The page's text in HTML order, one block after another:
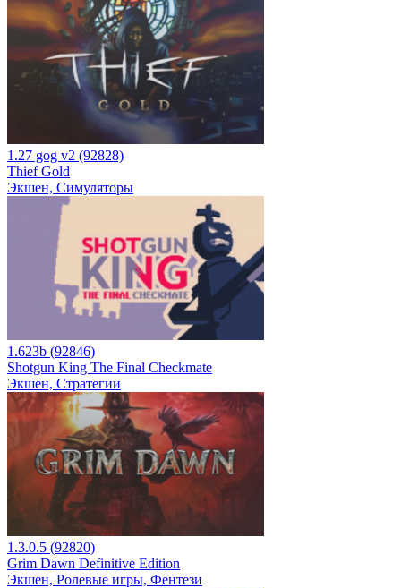
1.27 gog v2 (92828)
Thief Gold
Экшен, Симуляторы
1.623b (92846)
Shotgun King The Final Checkmate
Экшен, Стратегии
1.3.0.5 (92820)
Grim Dawn Definitive Edition
Экшен, Ролевые игры, Фентези